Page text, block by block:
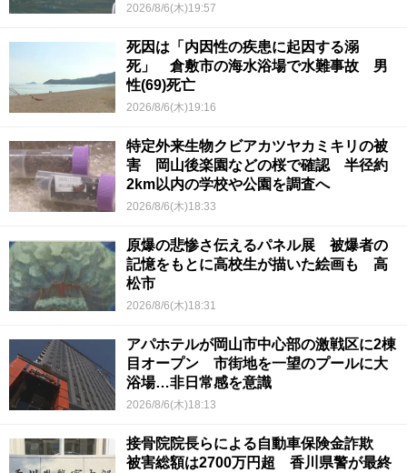
2026/8/6(木)19:57
死因は「内因性の疾患に起因する溺
死」 倉敷市の海水浴場で水難事故 男
性(69)死亡
2026/8/6(木)19:16
特定外来生物クビアカツヤカミキリの被
害 岡山後楽園などの桜で確認 半径約
2km以内の学校や公園を調査へ
2026/8/6(木)18:33
原爆の悲惨さ伝えるパネル展 被爆者の
記憶をもとに高校生が描いた絵画も 高
松市
2026/8/6(木)18:31
アパホテルが岡山市中心部の激戦区に2棟
目オープン 市街地を一望のプールに大
浴場…非日常感を意識
2026/8/6(木)18:13
接骨院院長らによる自動車保険金詐欺
被害総額は2700万円超 香川県警が最終